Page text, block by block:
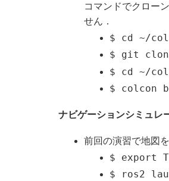
コマンドでクロー
せん．
$ cd ~/
$ git
$ cd ~/
$ colcon
ナビゲーションシミュレ
前回の演習で地図
$ export
$ ros2